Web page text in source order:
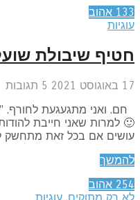
אהוב
שיבולת שועל
2021
5תגובות
ואני מתגעגעת לחורף.
למרות שאני חייבת
אם בכל זאת מתחשק לנו
אהוב